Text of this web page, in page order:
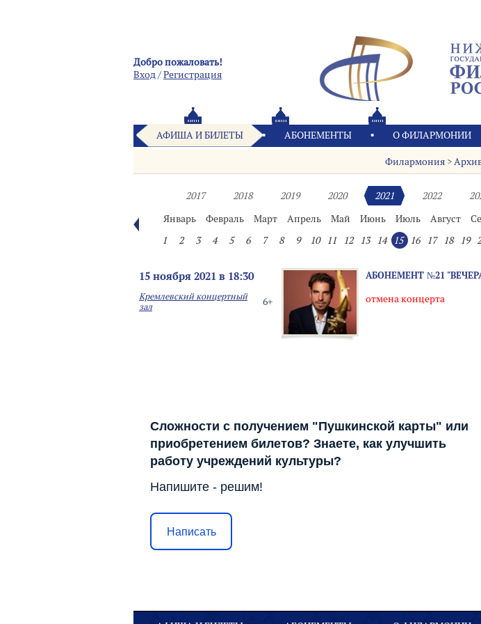
Добро пожаловать!
Вход/Pегистрация
АФИША И БИЛЕТЫ АБОНЕМЕНТЫ О ФИЛАРМОНИИ
Филармония>
2017 2018 2019 2020 2021 2022
Январь
Февраль Март Апрель Май Июнь Июль Август
1
2 3 4 5 6 7 8 9 10 11 12 13 14 15 16 17 18 19
15 ноября 2021 в 18:30
6+
Кремлевский концертный
зал
АБОНЕМЕНТ №21
отмена концерта
Сложности с получением "Пушкинской карты" или
приобретением билетов? Знаете, как улучшить
работу учреждений культуры?
Напишите - решим!
Написать